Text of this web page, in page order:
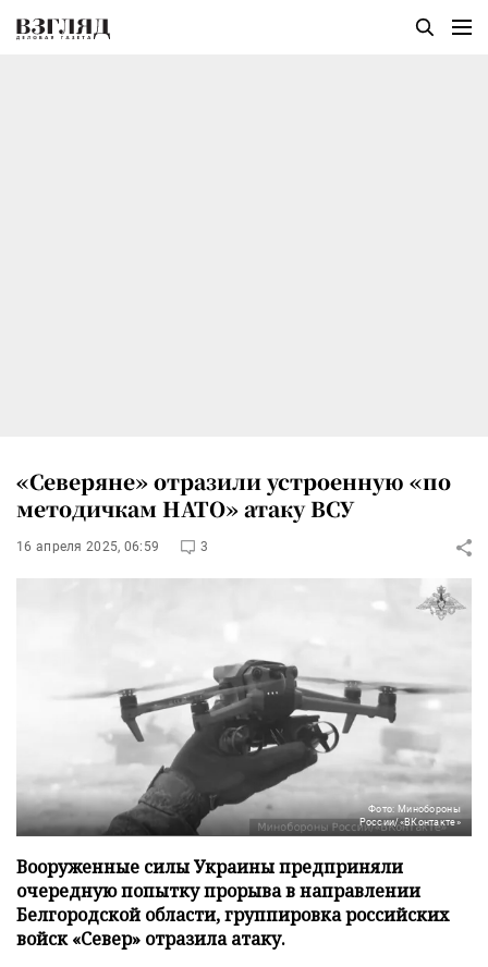
«Северяне» отразили устроенную «по
методичкам НАТО» атаку ВСУ
16 апреля 2025, 06:59 3
Фото: Минобороны
России/«ВКонтакте»
Вооруженные силы Украины предприняли
очередную попытку прорыва в направлении
Белгородской области, группировка российских
войск «Север» отразила атаку.